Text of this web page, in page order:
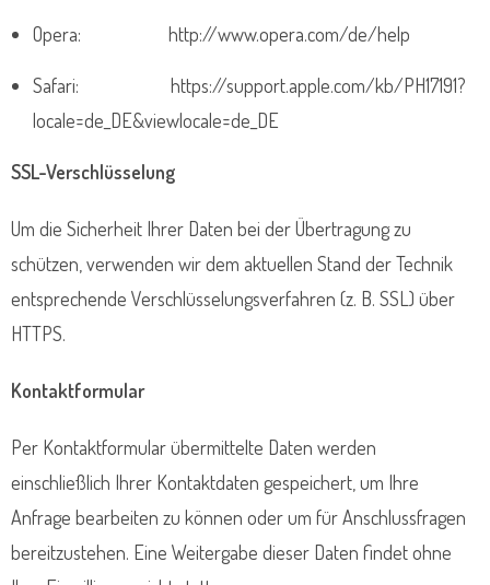
Opera: http://www.opera.com/de/help
Safari: https://support.apple.com/kb/PH17191?
locale=de_DE&viewlocale=de_DE
SSL-Verschlüsselung
Um die Sicherheit Ihrer Daten bei der Übertragung zu
schützen, verwenden wir dem aktuellen Stand der Technik
entsprechende Verschlüsselungsverfahren (z. B. SSL) über
HTTPS.
Kontaktformular
Per Kontaktformular übermittelte Daten werden
einschließlich Ihrer Kontaktdaten gespeichert, um Ihre
Anfrage bearbeiten zu können oder um für Anschlussfragen
bereitzustehen. Eine Weitergabe dieser Daten findet ohne